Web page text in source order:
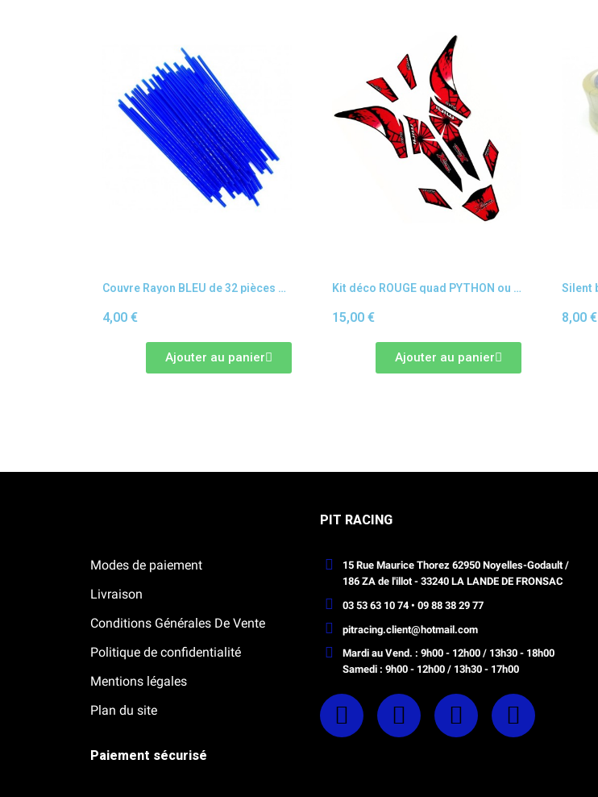
Couvre Rayon BLEU de 32 pièces dirt bike / pit bike / mini moto / piwi
4,00 €
Ajouter au panier
Kit déco ROUGE quad PYTHON ou CARBONE
15,00 €
Ajouter au panier
8,00 €
Modes de paiement
Livraison
Conditions Générales De Vente
Politique de confidentialité
Mentions légales
Plan du site
Paiement sécurisé
PIT RACING
15 Rue Maurice Thorez 62950 Noyelles-Godault /
186 ZA de l'illot - 33240 LA LANDE DE FRONSAC
03 53 63 10 74 • 09 88 38 29 77
pitracing.client@hotmail.com
Mardi au Vend. : 9h00 - 12h00 / 13h30 - 18h00
Samedi : 9h00 - 12h00 / 13h30 - 17h00